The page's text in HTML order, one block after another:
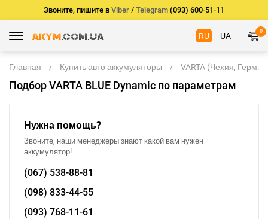
Звоните, пишите в Viber / Telegram (093) 600-51-11
RU UA 0
Главная Купить авто аккумуляторы VARTA (Чехия, Герм.)
Подбор VARTA BLUE Dynamic по параметрам
Нужна помощь?
Звоните, наши менеджеры знают какой вам нужен
аккумулятор!
(067) 538-88-81
(098) 833-44-55
(093) 768-11-61